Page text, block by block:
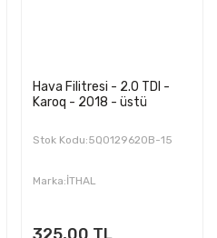
Hava Filitresi - 2.0 TDI -
Karoq - 2018 - üstü
Stok Kodu:5Q0129620B-15
Marka:İTHAL